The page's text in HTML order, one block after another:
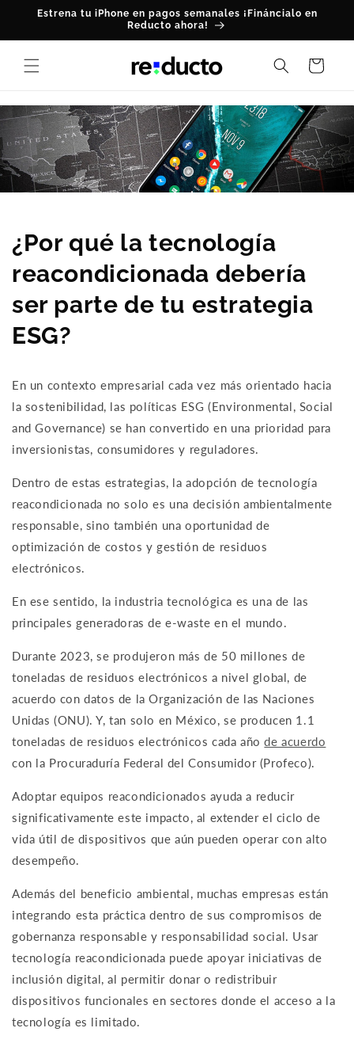
directamente
Estrena tu iPhone en pagos semanales ¡Fináncialo en
Reducto ahora!
Carrito
¿Por qué la tecnología
reacondicionada debería
ser parte de tu estrategia
ESG?
En un contexto empresarial cada vez más orientado hacia
la sostenibilidad, las políticas ESG (Environmental, Social
and Governance) se han convertido en una prioridad para
inversionistas, consumidores y reguladores.
Dentro de estas estrategias, la adopción de tecnología
reacondicionada no solo es una decisión ambientalmente
responsable, sino también una oportunidad de
optimización de costos y gestión de residuos
electrónicos.
En ese sentido, la industria tecnológica es una de las
principales generadoras de e-waste en el mundo.
Durante 2023, se produjeron más de 50 millones de
toneladas de residuos electrónicos a nivel global, de
acuerdo con datos de la Organización de las Naciones
Unidas (ONU). Y, tan solo en México, se producen 1.1
toneladas de residuos electrónicos cada añode acuerdo
con la Procuraduría Federal del Consumidor (Profeco).
Adoptar equipos reacondicionados ayuda a reducir
significativamente este impacto, al extender el ciclo de
vida útil de dispositivos que aún pueden operar con alto
desempeño.
Además del beneficio ambiental, muchas empresas están
integrando esta práctica dentro de sus compromisos de
gobernanza responsable y responsabilidad social. Usar
tecnología reacondicionada puede apoyar iniciativas de
inclusión digital, al permitir donar o redistribuir
dispositivos funcionales en sectores donde el acceso a la
tecnología es limitado.